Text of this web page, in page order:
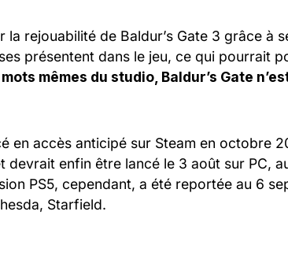
la rejouabilité de Baldur’s Gate 3 grâce à
présentent dans le jeu, ce qui pourrait
mots mêmes du studio, Baldur’s Gate
en accès anticipé sur Steam en octobre
devrait enfin être lancé le 3 août sur PC,
PS5, cependant, a été reportée au 6
Starfield.